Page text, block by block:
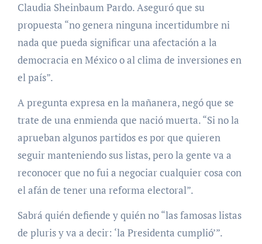
Claudia Sheinbaum Pardo. Aseguró que su
propuesta “no genera ninguna incertidumbre ni
nada que pueda significar una afectación a la
democracia en México o al clima de inversiones en
el país”.
A pregunta expresa en la mañanera, negó que se
trate de una enmienda que nació muerta. “Si no la
aprueban algunos partidos es por que quieren
seguir manteniendo sus listas, pero la gente va a
reconocer que no fui a negociar cualquier cosa con
el afán de tener una reforma electoral”.
Sabrá quién defiende y quién no “las famosas listas
de pluris y va a decir: ‘la Presidenta cumplió’”.